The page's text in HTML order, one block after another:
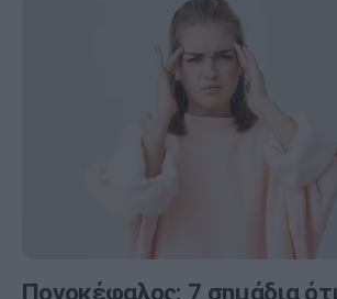
Πονοκέφαλος: 7 σημάδια